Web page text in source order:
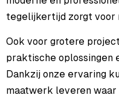
tegelijkertijd zorgt voor
Ook voor grotere
praktische oplossingen
Dankzij onze ervaring
maatwerk leveren waar